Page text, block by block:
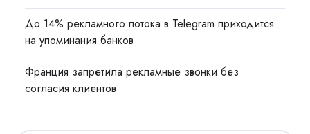
До 14% рекламного потока в Telegram приходится
на упоминания банков
Франция запретила рекламные звонки без
согласия клиентов